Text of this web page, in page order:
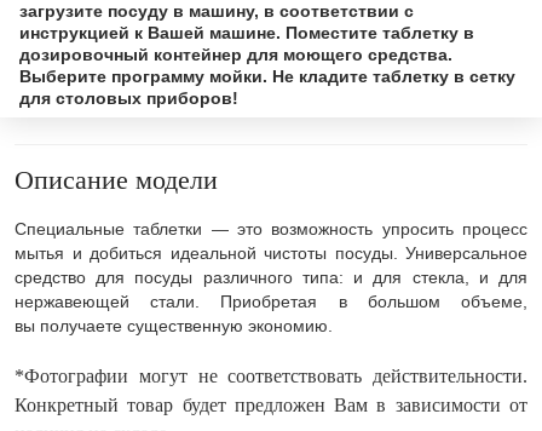
загрузите посуду в машину, в соответствии с
инструкцией к Вашей машине. Поместите таблетку в
дозировочный контейнер для моющего средства.
Выберите программу мойки. Не кладите таблетку в сетку
для столовых приборов!
Описание модели
Специальные таблетки — это возможность упросить процесс
мытья и добиться идеальной чистоты посуды. Универсальное
средство для посуды различного типа: и для стекла, и для
нержавеющей стали. Приобретая в большом объеме,
вы получаете существенную экономию.
*Фотографии могут не соответствовать действительности.
Конкретный товар будет предложен Вам в зависимости от